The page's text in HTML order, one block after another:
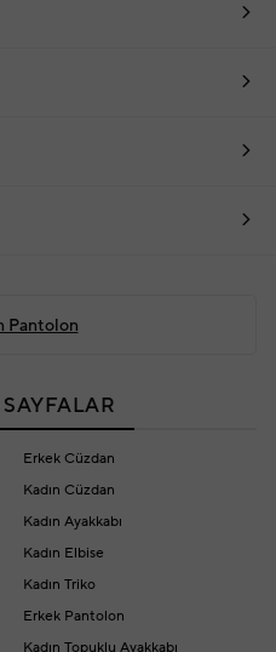
Pantolon
Erkek Cüzdan
Kadın Cüzdan
Kadın Ayakkabı
Kadın Elbise
Kadın Triko
Erkek Pantolon
Kadın Topuklu Ayakkabı